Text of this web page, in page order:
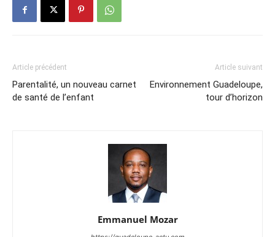
Article précédent
Parentalité, un nouveau carnet
de santé de l’enfant
Article suivant
Environnement Guadeloupe,
tour d’horizon
Emmanuel Mozar